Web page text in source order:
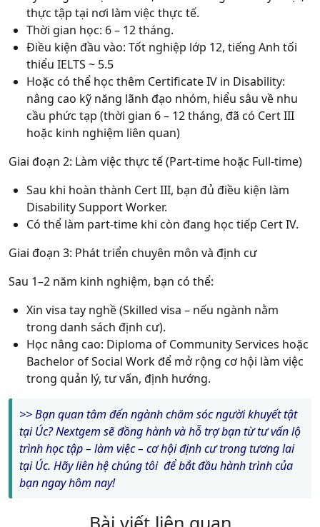
thực tập tại nơi làm việc thực tế.
Thời gian học: 6 – 12 tháng.
Điều kiện đầu vào: Tốt nghiệp lớp 12, tiếng Anh tối
thiểu IELTS ~ 5.5
Hoặc có thể học thêm Certificate IV in Disability:
nâng cao kỹ năng lãnh đạo nhóm, hiểu sâu về nhu
cầu phức tạp (thời gian 6 – 12 tháng, đã có Cert III
hoặc kinh nghiệm liên quan)
Giai đoạn 2: Làm việc thực tế (Part-time hoặc Full-time)
Sau khi hoàn thành Cert III, bạn đủ điều kiện làm
Disability Support Worker.
Có thể làm part-time khi còn đang học tiếp Cert IV.
Giai đoạn 3: Phát triển chuyên môn và định cư
Sau 1–2 năm kinh nghiệm, bạn có thể:
Xin visa tay nghề (Skilled visa – nếu ngành nằm
trong danh sách định cư).
Học nâng cao: Diploma of Community Services hoặc
Bachelor of Social Work để mở rộng cơ hội làm việc
trong quản lý, tư vấn, định hướng.
>>Bạn quan tâm đến ngành chăm sóc người khuyết tật
tại Úc? Nextgem sẽ đồng hành và hỗ trợ bạn từ tư vấn lộ
trình học tập – làm việc – cơ hội định cư trong tương lai
tại Úc. Hãy liên hệ chúng tôi để bắt đầu hành trình của
bạn ngay hôm nay!